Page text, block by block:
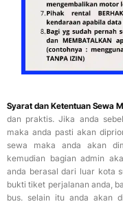
Syarat dan Ketentuan Sewa
dan praktis. Jika anda
maka anda pasti akan
sewa maka anda akan
kemudian bagian admin
anda berasal dari luar kota
bukti tiket perjalanan anda,
bus. selain itu anda akan